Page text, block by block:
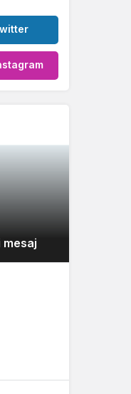
mesaj